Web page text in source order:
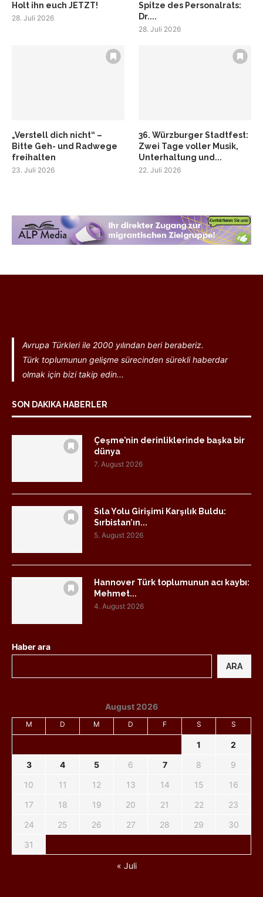
Holt ihn euch JETZT!
28. Juli 2026
Spitze des Personalrats:
Dr....
28. Juli 2026
„Verstell dich nicht“ –
Bitte Geh- und Radwege
freihalten
23. Juli 2026
36. Würzburger Stadtfest:
Zwei Tage voller Musik,
Unterhaltung und...
22. Juli 2026
Avrupa Türkleri ile 2000 yılından beri beraberiz.
Türk toplumunun gelişme sürecinden sürekli haberdar
olmak için bizi takip edin...
SON DAKIKA HABERLER
Çeşme’nin derinliklerinde başka bir
dünya
7. August 2026
Sıla Yolu Girişimi Karşılık Buldu:
Sırbistan’ın...
5. August 2026
Hannover Türk toplumunun acı kaybı:
Mehmet...
4. August 2026
Haber ara
ARA
August 2026
M D M D F S S
1
2
3
4 5 6 7 8
9
10
11 12 13 14 15
16
17
18 19 20 21 22
23
24
25 26 27 28 29
30
31
« Juli